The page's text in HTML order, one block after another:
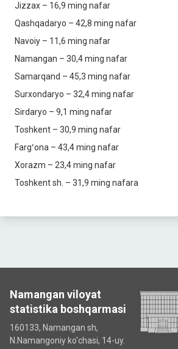
Jizzax – 16,9 ming nafar
Qashqadaryo – 42,8 ming nafar
Navoiy – 11,6 ming nafar
Namangan – 30,4 ming nafar
Samarqand – 45,3 ming nafar
Surxondaryo – 32,4 ming nafar
Sirdaryo – 9,1 ming nafar
Toshkent – 30,9 ming nafar
Fargʻona – 43,4 ming nafar
Xorazm – 23,4 ming nafar
Toshkent sh. – 31,9 ming nafara
Namangan viloyat
statistika boshqarmasi
160133, Namangan sh,
N.Namangoniy ko'chasi, 14-uy.